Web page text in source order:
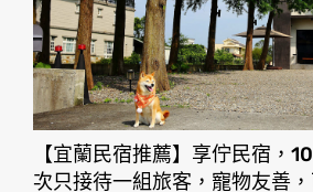
【宜蘭民宿推薦】享佇民宿，
次只接待一組旅客，寵物友善